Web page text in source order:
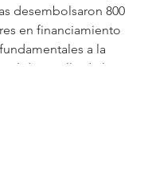
desembolsaron 800
en financiamiento
a la
el desarrollo de los